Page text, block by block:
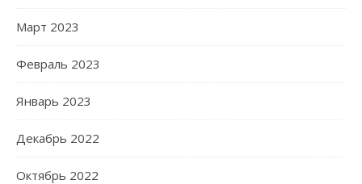
Март 2023
Февраль 2023
Январь 2023
Декабрь 2022
Октябрь 2022